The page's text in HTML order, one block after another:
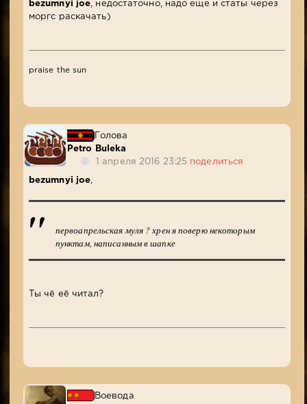
bezumnyi joe , недостаточно, надо еще и статы через
моргс раскачать)
praise the sun
Голова
Petro Buleka
1 апреля 2016 23:25 поделиться
bezumnyi joe
первоапрельская муля ? хрен я поверю некоторым
пунктам, написанным в шапке
Ты чё её читал?
Воевода